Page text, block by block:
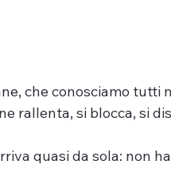
che conosciamo tutti
rallenta, si blocca, si
quasi da sola: non